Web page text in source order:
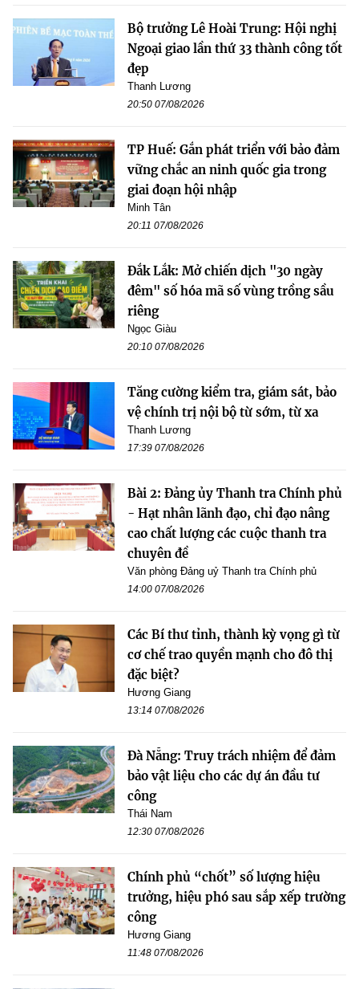
Bộ trưởng Lê Hoài Trung: Hội nghị
Ngoại giao lần thứ 33 thành công tốt
đẹp
Thanh Lương
20:50 07/08/2026
TP Huế: Gắn phát triển với bảo đảm
vững chắc an ninh quốc gia trong
giai đoạn hội nhập
Minh Tân
20:11 07/08/2026
Đắk Lắk: Mở chiến dịch "30 ngày
đêm" số hóa mã số vùng trồng sầu
riêng
Ngọc Giàu
20:10 07/08/2026
Tăng cường kiểm tra, giám sát, bảo
vệ chính trị nội bộ từ sớm, từ xa
Thanh Lương
17:39 07/08/2026
Bài 2: Đảng ủy Thanh tra Chính phủ
- Hạt nhân lãnh đạo, chỉ đạo nâng
cao chất lượng các cuộc thanh tra
chuyên đề
Văn phòng Đảng uỷ Thanh tra Chính phủ
14:00 07/08/2026
Các Bí thư tỉnh, thành kỳ vọng gì từ
cơ chế trao quyền mạnh cho đô thị
đặc biệt?
Hương Giang
13:14 07/08/2026
Đà Nẵng: Truy trách nhiệm để đảm
bảo vật liệu cho các dự án đầu tư
công
Thái Nam
12:30 07/08/2026
Chính phủ “chốt” số lượng hiệu
trưởng, hiệu phó sau sắp xếp trường
công
Hương Giang
11:48 07/08/2026